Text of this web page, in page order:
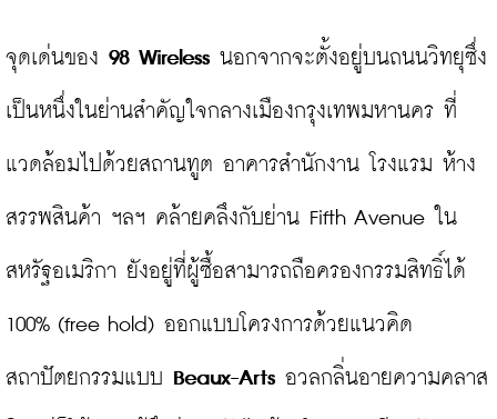
จุดเด่นของ 98 Wireless นอกจากจะตั้งอยู่บนถนนวิทยุซึ่ง
เป็นหนึ่งในย่านสำคัญใจกลางเมืองกรุงเทพมหานคร ที่
แวดล้อมไปด้วยสถานทูต อาคารสำนักงาน โรงแรม ห้าง
สรรพสินค้า ฯลฯ คล้ายคลึงกับย่าน Fifth Avenue ใน
สหรัฐอเมริกา ยังอยู่ที่ผู้ซื้อสามารถถือครองกรรมสิทธิ์ได้
100% (free hold) ออกแบบโครงการด้วยแนวคิด
สถาปัตยกรรมแบบ Beaux-Arts อวลกลิ่นอายความคลาส